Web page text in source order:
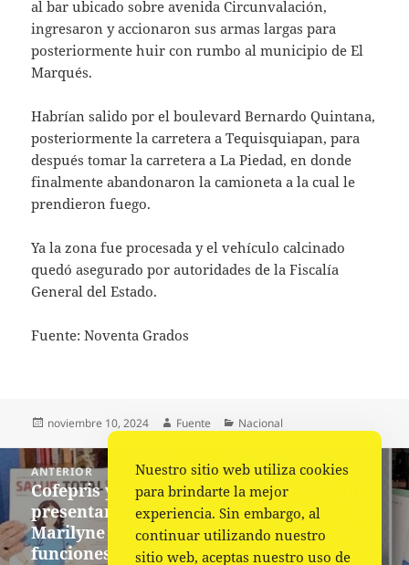
al bar ubicado sobre avenida Circunvalación,
ingresaron y accionaron sus armas largas para
posteriormente huir con rumbo al municipio de El
Marqués.
Habrían salido por el boulevard Bernardo Quintana,
posteriormente la carretera a Tequisquiapan, para
después tomar la carretera a La Piedad, en donde
finalmente abandonaron la camioneta a la cual le
prendieron fuego.
Ya la zona fue procesada y el vehículo calcinado
quedó asegurado por autoridades de la Fiscalía
General del Estado.
Fuente: Noventa Grados
Publicado
noviembre 10, 2024 Autor
Fuente Categorías
Nacional
Navegación
entradas
ANTERIOR
Entrada
anterior:
Cofepris y Secretaría de Salud de Puebla
presentarán denuncia penal contra
Marilyne Cote por usurpación de
funciones
Nuestro sitio web utiliza cookies
para brindarte la mejor
experiencia. Sin embargo, al
continuar utilizando nuestro
sitio web, aceptas nuestro uso de